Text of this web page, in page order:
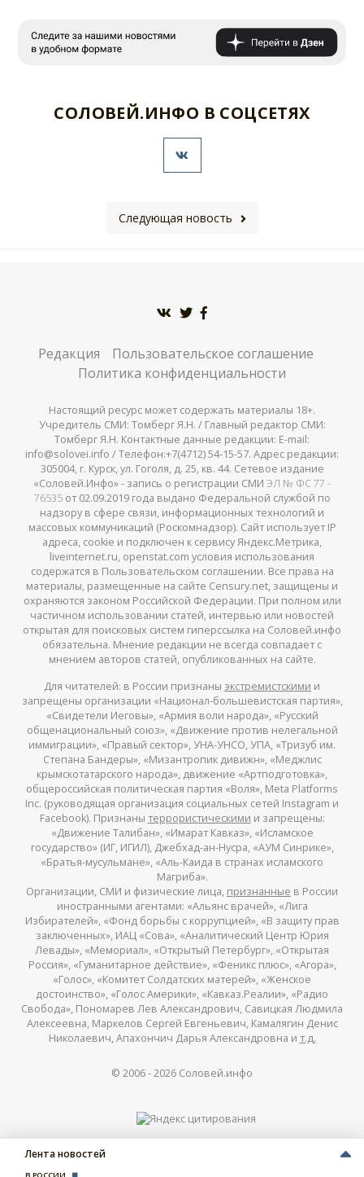
СОЛОВЕЙ.ИНФО В СОЦСЕТЯХ
Следующая новость
Лента новостей
Редакция
Пользовательское соглашение
Политика конфиденциальности
Настоящий ресурс может содержать материалы 18+.
Учредитель СМИ: Томберг Я.Н. / Главный редактор СМИ:
Томберг Я.Н. Контактные данные редакции: E-mail:
info@solovei.info / Телефон:+7(4712) 54-15-57. Адрес редакции:
305004, г. Курск, ул. Гоголя, д. 25, кв. 44. Сетевое издание
«Соловей.Инфо» - запись о регистрации СМИ ЭЛ № ФС 77 -
76535от 02.09.2019 года выдано Федеральной службой по
надзору в сфере связи, информационных технологий и
массовых коммуникаций (Роскомнадзор). Сайт использует IP
адреса, cookie и подключен к сервису Яндекс.Метрика,
liveinternet.ru, openstat.com условия использования
содержатся в Пользовательском соглашении. Все права на
материалы, размещенные на сайте Censury.net, защищены и
охраняются законом Российской Федерации. При полном или
частичном использовании статей, интервью или новостей
открытая для поисковых систем гиперссылка на Соловей.инфо
обязательна. Мнение редакции не всегда совпадает с
мнением авторов статей, опубликованных на сайте.
Для читателей: в России признаны экстремистскими и
запрещены организации «Национал-большевистская партия»,
«Свидетели Иеговы», «Армия воли народа», «Русский
общенациональный союз», «Движение против нелегальной
иммиграции», «Правый сектор», УНА-УНСО, УПА, «Тризуб им.
Степана Бандеры», «Мизантропик дивижн», «Меджлис
крымскотатарского народа», движение «Артподготовка»,
общероссийская политическая партия «Воля», Meta Platforms
Inc. (руководящая организация социальных сетей Instagram и
Facebook). Признаны террористическими и запрещены:
«Движение Талибан», «Имарат Кавказ», «Исламское
государство» (ИГ, ИГИЛ), Джебхад-ан-Нусра, «АУМ Синрике»,
«Братья-мусульмане», «Аль-Каида в странах исламского
Магриба».
Организации, СМИ и физические лица, признанные в России
иностранными агентами: «Альянс врачей», «Лига
Избирателей», «Фонд борьбы с коррупцией», «В защиту прав
заключенных», ИАЦ «Сова», «Аналитический Центр Юрия
Левады», «Мемориал», «Открытый Петербург», «Открытая
Россия», «Гуманитарное действие», «Феникс плюс», «Агора»,
«Голос», «Комитет Солдатских матерей», «Женское
достоинство», «Голос Америки», «Кавказ.Реалии», «Радио
Свобода», Пономарев Лев Александрович, Савицкая Людмила
Алексеевна, Маркелов Сергей Евгеньевич, Камалягин Денис
Николаевич, Апахончич Дарья Александровна и т.д.
© 2006 -2026 Соловей.инфо